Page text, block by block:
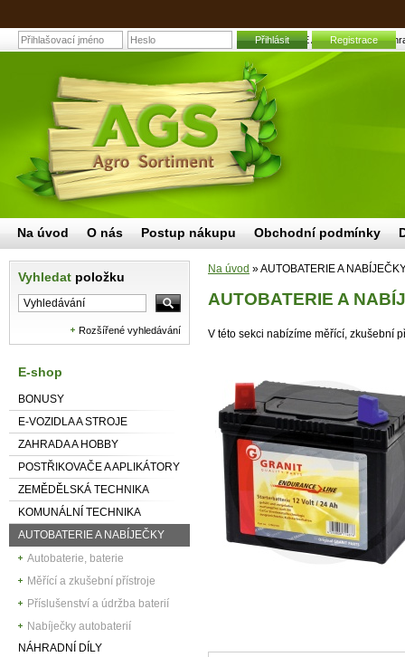
AUTOBATERIE A NABÍJEČKY |
Přihlásit Registrace
Vyhledat položku
Rozšířené vyhledávání
E-shop
BONUSY
E-VOZIDLA A STROJE
ZAHRADA A HOBBY
POSTŘIKOVAČE A APLIKÁTORY
ZEMĚDĚLSKÁ TECHNIKA
KOMUNÁLNÍ TECHNIKA
AUTOBATERIE A NABÍJEČKY
Autobaterie, baterie
Měřící a zkušební přístroje
Příslušenství a údržba baterií
Nabíječky autobaterií
NÁHRADNÍ DÍLY
Na úvod »AUTOBATERIE A
AUTOBATERIE A
V této sekci nabízíme měřící, zkušební
Na úvod O nás Postup nákupu Obchodní podmínky